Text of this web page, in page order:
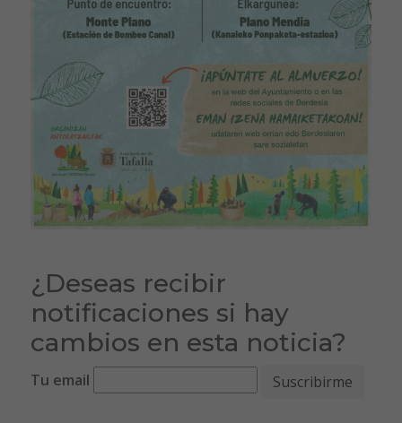
¿Deseas recibir
notificaciones si hay
cambios en esta noticia?
Tu email